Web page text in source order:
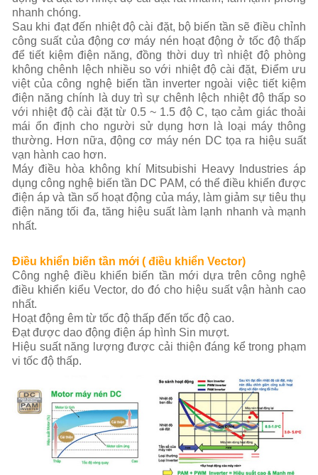
nhanh chóng.
Sau khi đạt đến nhiệt độ cài đặt, bộ biến tần sẽ điều chỉnh
công suất của động cơ máy nén hoạt động ở tốc độ thấp
để tiết kiệm điện năng, đồng thời duy trì nhiệt độ phòng
không chênh lệch nhiều so với nhiệt độ cài đặt, Điểm ưu
việt của công nghệ biến tần inverter ngoài việc tiết kiệm
điện năng chính là duy trì sự chênh lệch nhiệt độ thấp so
với nhiệt độ cài đặt từ 0.5 ~ 1.5 độ C, tạo cảm giác thoải
mái ổn định cho người sử dụng hơn là loại máy thông
thường. Hơn nữa, động cơ máy nén DC tọa ra hiệu suất
vạn hành cao hơn.
Máy điều hòa không khí Mitsubishi Heavy Industries áp
dụng công nghệ biến tần DC PAM, có thể điều khiển được
điện áp và tần số hoạt động của máy, làm giảm sự tiêu thụ
điện năng tối đa, tăng hiệu suất làm lạnh nhanh và mạnh
nhất.
Điều khiển biến tần mới ( điều khiển Vector)
Công nghệ điều khiển biến tần mới dựa trên công nghệ
điều khiển kiểu Vector, do đó cho hiệu suất vận hành cao
nhất.
Hoạt động êm từ tốc độ thấp đến tốc độ cao.
Đạt được dao động điện áp hình Sin mượt.
Hiệu suất năng lượng được cải thiện đáng kể trong phạm
vi tốc độ thấp.